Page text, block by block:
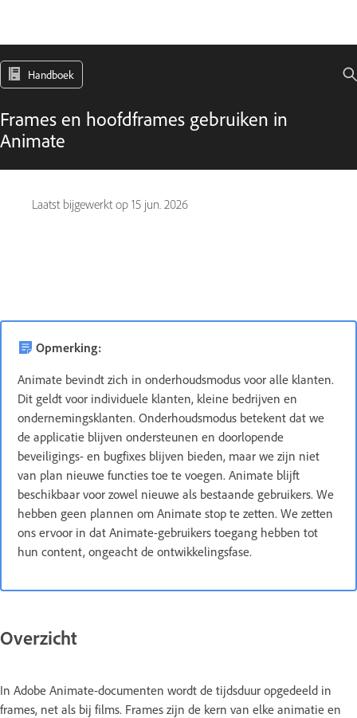
Handboek
Frames en hoofdframes gebruiken in
Animate
Laatst bijgewerkt op 15 jun. 2026
Opmerking:
Animate bevindt zich in onderhoudsmodus voor alle klanten.
Dit geldt voor individuele klanten, kleine bedrijven en
ondernemingsklanten. Onderhoudsmodus betekent dat we
de applicatie blijven ondersteunen en doorlopende
beveiligings- en bugfixes blijven bieden, maar we zijn niet
van plan nieuwe functies toe te voegen. Animate blijft
beschikbaar voor zowel nieuwe als bestaande gebruikers. We
hebben geen plannen om Animate stop te zetten. We zetten
ons ervoor in dat Animate-gebruikers toegang hebben tot
hun content, ongeacht de ontwikkelingsfase.
Overzicht
In Adobe Animate-documenten wordt de tijdsduur opgedeeld in
frames, net als bij films. Frames zijn de kern van elke animatie en